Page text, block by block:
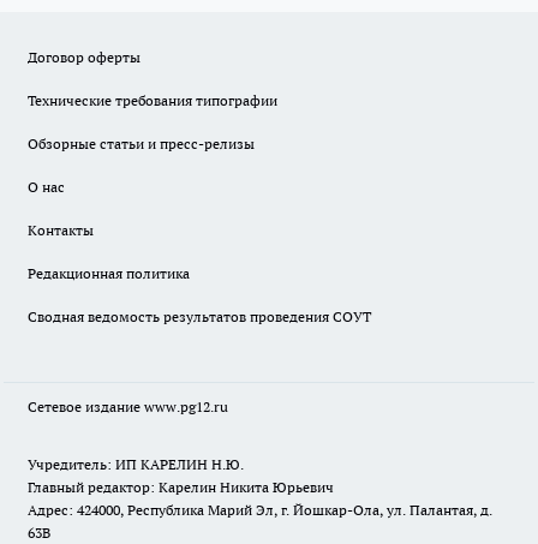
Договор оферты
Технические требования типографии
Обзорные статьи и пресс-релизы
О нас
Контакты
Редакционная политика
Сводная ведомость результатов проведения СОУТ
Сетевое издание www.pg12.ru
Учредитель: ИП КАРЕЛИН Н.Ю.
Главный редактор: Карелин Никита Юрьевич
Адрес: 424000, Республика Марий Эл, г. Йошкар-Ола, ул. Палантая, д.
63В